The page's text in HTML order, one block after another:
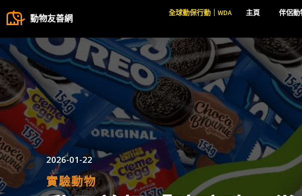
動物友善網
全球動保行動｜WDA 主頁 伴侶動
2026-01-22
實驗動物